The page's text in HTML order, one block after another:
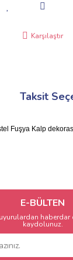
Karşılaştır
Taksit
Fuşya Kalp
E-BÜLTEN
kaydolunuz.